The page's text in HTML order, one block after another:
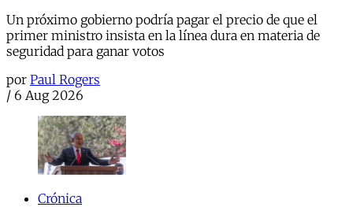
Un próximo gobierno podría pagar el precio de que el
primer ministro insista en la línea dura en materia de
seguridad para ganar votos
por Paul Rogers
/ 6 Aug 2026
Crónica